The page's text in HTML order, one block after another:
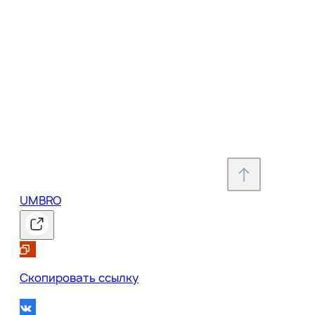
UMBRO
Скопировать ссылку